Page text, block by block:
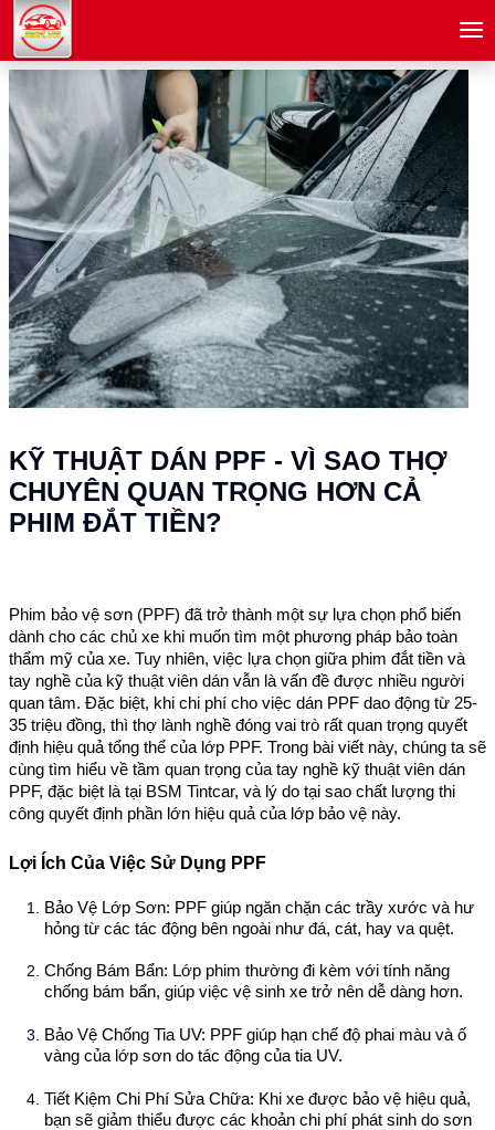
menu
KỸ THUẬT DÁN PPF - VÌ SAO THỢ
CHUYÊN QUAN TRỌNG HƠN CẢ
PHIM ĐẮT TIỀN?
Phim bảo vệ sơn (PPF) đã trở thành một sự lựa chọn phổ biến
dành cho các chủ xe khi muốn tìm một phương pháp bảo toàn
thẩm mỹ của xe. Tuy nhiên, việc lựa chọn giữa phim đắt tiền và
tay nghề của kỹ thuật viên dán vẫn là vấn đề được nhiều người
quan tâm. Đặc biệt, khi chi phí cho việc dán PPF dao động từ 25-
35 triệu đồng, thì thợ lành nghề đóng vai trò rất quan trọng quyết
định hiệu quả tổng thể của lớp PPF. Trong bài viết này, chúng ta sẽ
cùng tìm hiểu về tầm quan trọng của tay nghề kỹ thuật viên dán
PPF, đặc biệt là tại BSM Tintcar, và lý do tại sao chất lượng thi
công quyết định phần lớn hiệu quả của lớp bảo vệ này.
Lợi Ích Của Việc Sử Dụng PPF
Bảo Vệ Lớp Sơn: PPF giúp ngăn chặn các trầy xước và hư
hỏng từ các tác động bên ngoài như đá, cát, hay va quệt.
Chống Bám Bẩn: Lớp phim thường đi kèm với tính năng
chống bám bẩn, giúp việc vệ sinh xe trở nên dễ dàng hơn.
Bảo Vệ Chống Tia UV: PPF giúp hạn chế độ phai màu và ố
vàng của lớp sơn do tác động của tia UV.
Tiết Kiệm Chi Phí Sửa Chữa: Khi xe được bảo vệ hiệu quả,
bạn sẽ giảm thiểu được các khoản chi phí phát sinh do sơn